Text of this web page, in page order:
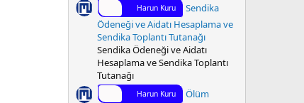
Harun Kuru
Sendika
Ödeneği ve Aidatı Hesaplama ve
Sendika Toplantı Tutanağı
Sendika Ödeneği ve Aidatı
Hesaplama ve Sendika Toplantı
Tutanağı
Harun Kuru
Ölüm